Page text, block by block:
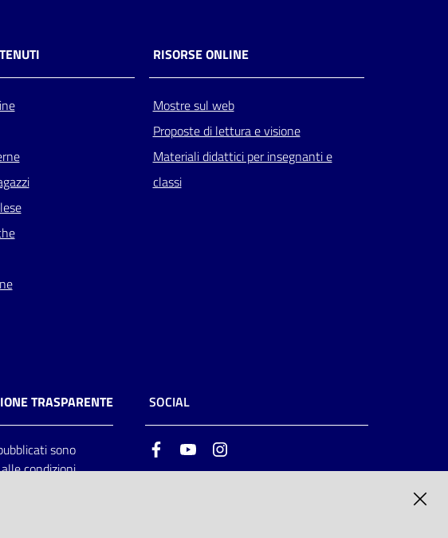
RISORSE ONLINE
Mostre sul web
Proposte di lettura e visione
Materiali didattici per insegnanti e
classi
TRASPARENTE
sono
condizioni
SOCIAL
FacebookYoutube